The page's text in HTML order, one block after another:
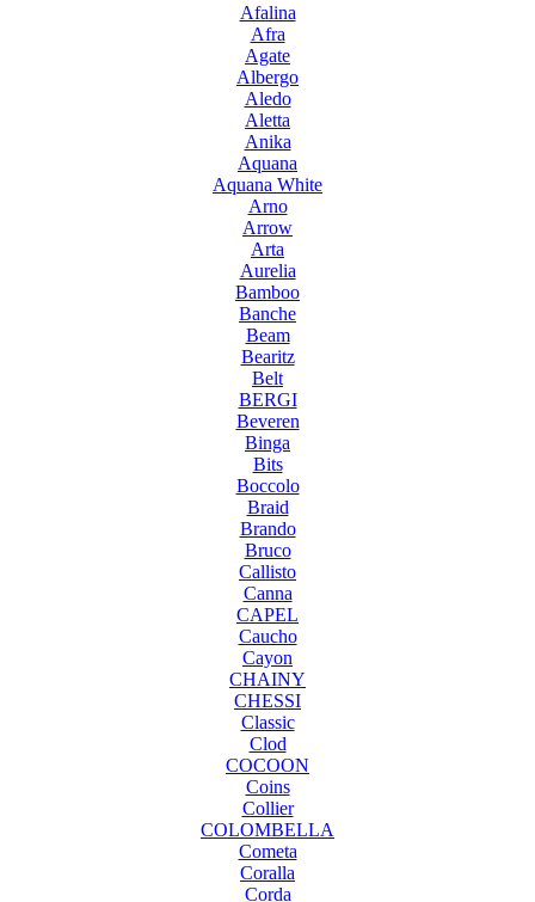
Afalina
Afra
Agate
Albergo
Aledo
Aletta
Anika
Aquana
Aquana White
Arno
Arrow
Arta
Aurelia
Bamboo
Banche
Beam
Bearitz
Belt
BERGI
Beveren
Binga
Bits
Boccolo
Braid
Brando
Bruco
Callisto
Canna
CAPEL
Caucho
Cayon
CHAINY
CHESSI
Classic
Clod
COCOON
Coins
Collier
COLOMBELLA
Cometa
Coralla
Corda